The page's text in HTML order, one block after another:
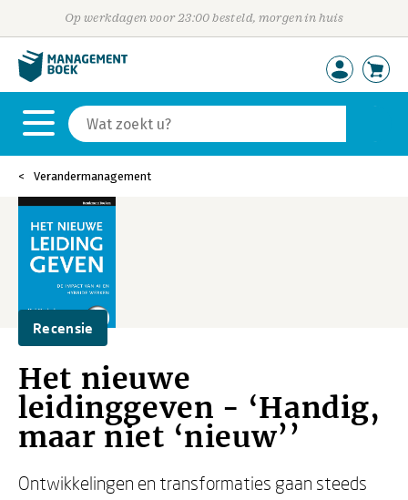
Op werkdagen voor 23:00 besteld, morgen in huis
Verandermanagement
Recensie
Het nieuwe
leidinggeven - ‘Handig,
maar niet ‘nieuw’’
Ontwikkelingen en transformaties gaan steeds